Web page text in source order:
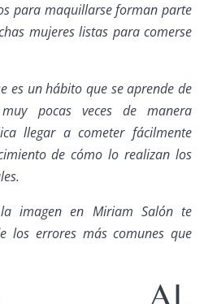
para maquillarse forman parte
mujeres listas para comerse
es un hábito que se aprende de
pocas veces de manera
llegar a cometer fácilmente
de cómo lo realizan los
imagen en Miriam Salón te
los errores más comunes que